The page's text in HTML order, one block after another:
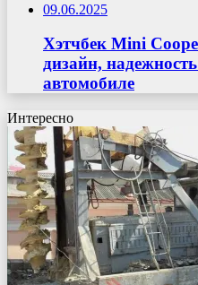
09.06.2025
Хэтчбек Mini
дизайн,
автомобиле
Интересно